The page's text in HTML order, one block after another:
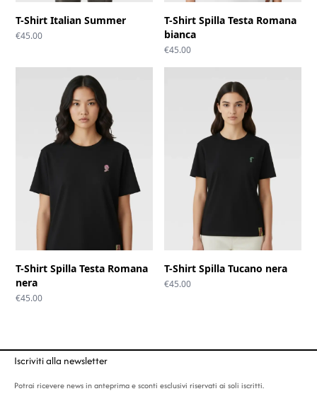
T-Shirt Italian Summer
€45.00
T-Shirt Spilla Testa Romana
bianca
€45.00
T-Shirt Spilla Testa Romana
nera
€45.00
T-Shirt Spilla Tucano nera
€45.00
Iscriviti alla newsletter
Potrai ricevere news in anteprima e sconti esclusivi riservati ai soli iscritti.